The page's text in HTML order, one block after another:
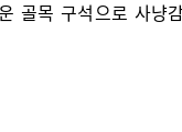
골목 구석으로 사냥